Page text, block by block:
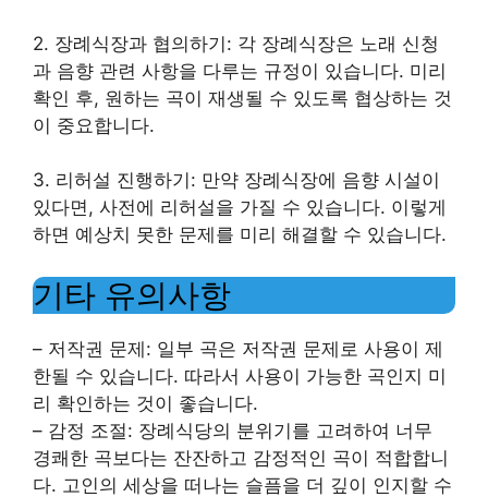
2. 장례식장과 협의하기: 각 장례식장은 노래 신청
과 음향 관련 사항을 다루는 규정이 있습니다. 미리
확인 후, 원하는 곡이 재생될 수 있도록 협상하는 것
이 중요합니다.
3. 리허설 진행하기: 만약 장례식장에 음향 시설이
있다면, 사전에 리허설을 가질 수 있습니다. 이렇게
하면 예상치 못한 문제를 미리 해결할 수 있습니다.
기타 유의사항
– 저작권 문제: 일부 곡은 저작권 문제로 사용이 제
한될 수 있습니다. 따라서 사용이 가능한 곡인지 미
리 확인하는 것이 좋습니다.
– 감정 조절: 장례식당의 분위기를 고려하여 너무
경쾌한 곡보다는 잔잔하고 감정적인 곡이 적합합니
다. 고인의 세상을 떠나는 슬픔을 더 깊이 인지할 수